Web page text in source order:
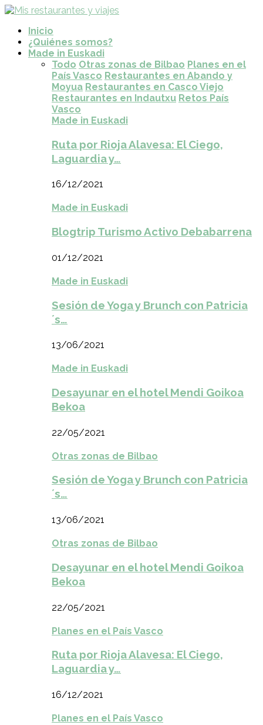
Inicio
¿Quiénes somos?
Made in Euskadi
Todo Otras zonas de Bilbao Planes en el
País Vasco Restaurantes en Abando y
Moyua Restaurantes en Casco Viejo
Restaurantes en Indautxu Retos País
Vasco
Made in Euskadi
Ruta por Rioja Alavesa: El Ciego,
Laguardia y…
16/12/2021
Made in Euskadi
Blogtrip Turismo Activo Debabarrena
01/12/2021
Made in Euskadi
Sesión de Yoga y Brunch con Patricia
´s…
13/06/2021
Made in Euskadi
Desayunar en el hotel Mendi Goikoa
Bekoa
22/05/2021
Otras zonas de Bilbao
Sesión de Yoga y Brunch con Patricia
´s…
13/06/2021
Otras zonas de Bilbao
Desayunar en el hotel Mendi Goikoa
Bekoa
22/05/2021
Planes en el País Vasco
Ruta por Rioja Alavesa: El Ciego,
Laguardia y…
16/12/2021
Planes en el País Vasco